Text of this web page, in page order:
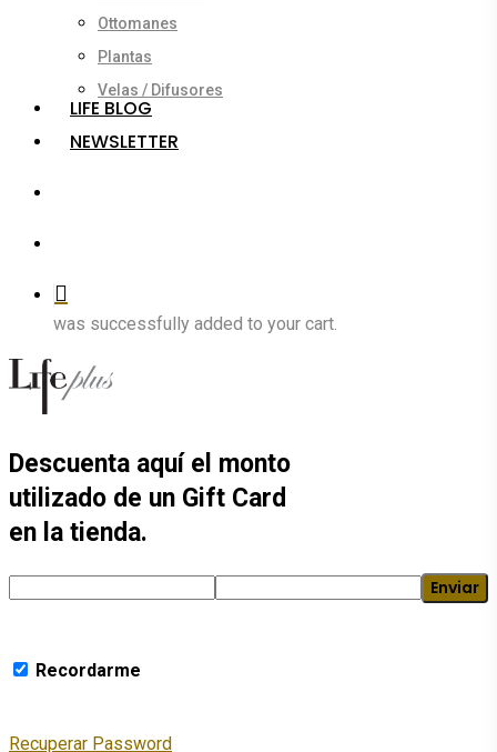
Ottomanes
Plantas
Velas / Difusores
LIFE BLOG
NEWSLETTER
was successfully added to your cart.
Descuenta aquí el monto
utilizado de un Gift Card
en la tienda.
Recordarme
Recuperar Password